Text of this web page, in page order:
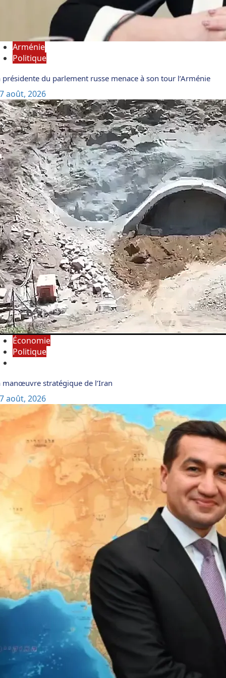
Arménie
Politique
présidente du parlement russe menace à son tour l’Arménie
7 août, 2026
Économie
Politique
manœuvre stratégique de l’Iran
7 août, 2026